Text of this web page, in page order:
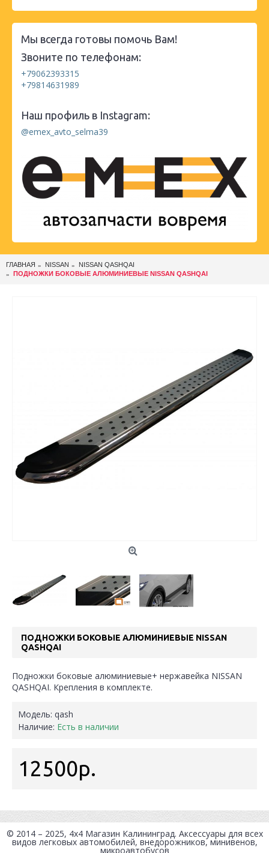
Мы всегда готовы помочь Вам!
Звоните по телефонам:
+79062393315
+79814631989
Наш профиль в Instagram:
@emex_avto_selma39
ГЛАВНАЯ NISSAN
NISSAN QASHQAI
ПОДНОЖКИ БОКОВЫЕ АЛЮМИНИЕВЫЕ NISSAN QASHQAI
ПОДНОЖКИ БОКОВЫЕ АЛЮМИНИЕВЫЕ NISSAN
QASHQAI
Подножки боковые алюминиевые+ нержавейка NISSAN
QASHQAI. Крепления в комплекте.
Модель: qash
Наличие: Есть в наличии
12500р.
© 2014 – 2025, 4x4 Магазин Калининград. Аксессуары для всех
видов легковых автомобилей, внедорожников, минивенов,
микроавтобусов